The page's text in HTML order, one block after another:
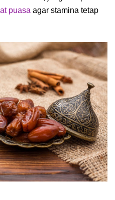
puasa agar stamina tetap